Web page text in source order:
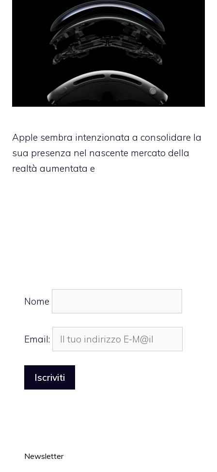
Apple sembra intenzionata a consolidare la
sua presenza nel nascente mercato della
realtà aumentata e
Nome
Email:
Newsletter